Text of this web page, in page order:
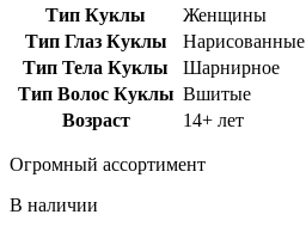
Тип Куклы
Женщины
Тип Глаз Куклы
Нарисованные
Тип Тела Куклы
Шарнирное
Тип Волос Куклы Вшитые
Возраст
14+ лет
Огромный ассортимент
В наличии